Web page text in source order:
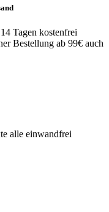
Tagen kostenfrei
Bestellung ab 99€ auch
alle einwandfrei